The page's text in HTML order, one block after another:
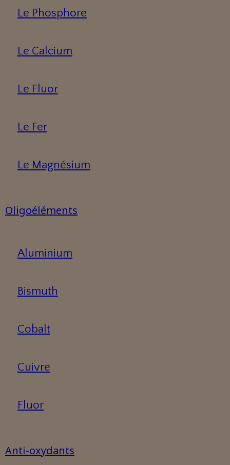
Le Phosphore
Le Calcium
Le Fluor
Le Fer
Le Magnésium
Oligoéléments
Aluminium
Bismuth
Cobalt
Cuivre
Fluor
Anti-oxydants